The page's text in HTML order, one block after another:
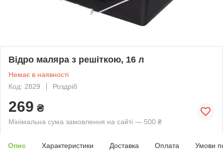
Відро маляра з решіткою, 16 л
Немає в наявності
Код: 2829
Роздріб
269 ₴
Мінімальна сума замовлення на сайті — 500 ₴
Опис Характеристики Доставка Оплата Умови